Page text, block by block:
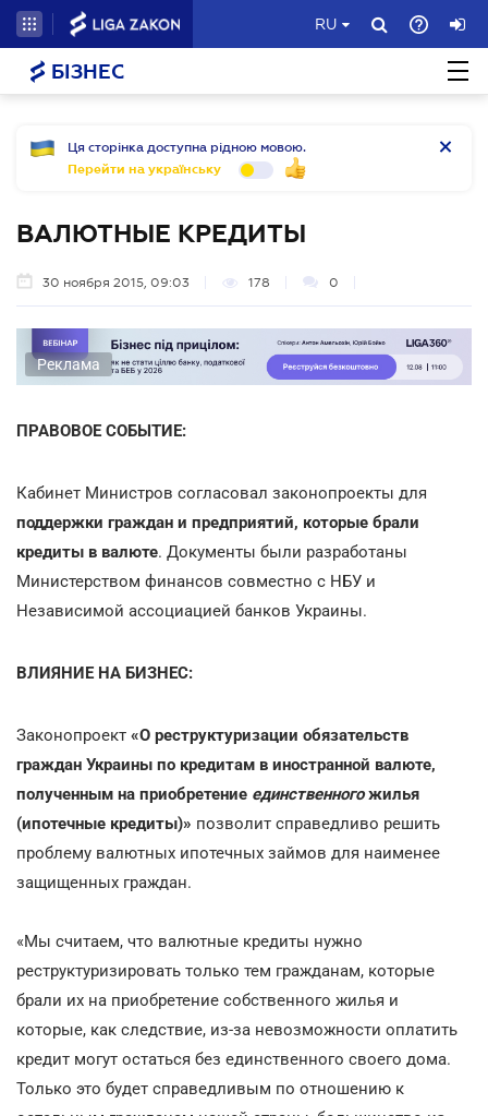
RU
БІЗНЕС
Ця сторінка доступна рідною мовою.
Перейти на українську
ВАЛЮТНЫЕ КРЕДИТЫ
30 ноября 2015, 09:03 178 0
Реклама
ПРАВОВОЕ СОБЫТИЕ:
Кабинет Министров согласовал законопроекты для
поддержки граждан и предприятий, которые брали
кредиты в валюте. Документы были разработаны
Министерством финансов совместно с НБУ и
Независимой ассоциацией банков Украины.
ВЛИЯНИЕ НА БИЗНЕС:
Законопроект «О реструктуризации обязательств
граждан Украины по кредитам в иностранной валюте,
полученным на приобретение единственногожилья
(ипотечные кредиты)» позволит справедливо решить
проблему валютных ипотечных займов для наименее
защищенных граждан.
«Мы считаем, что валютные кредиты нужно
реструктуризировать только тем гражданам, которые
брали их на приобретение собственного жилья и
которые, как следствие, из-за невозможности оплатить
кредит могут остаться без единственного своего дома.
Только это будет справедливым по отношению к